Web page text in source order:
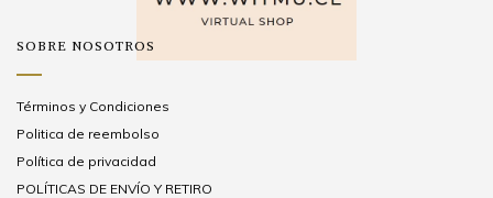
SOBRE NOSOTROS
Términos y Condiciones
Politica de reembolso
Política de privacidad
POLÍTICAS DE ENVÍO Y RETIRO